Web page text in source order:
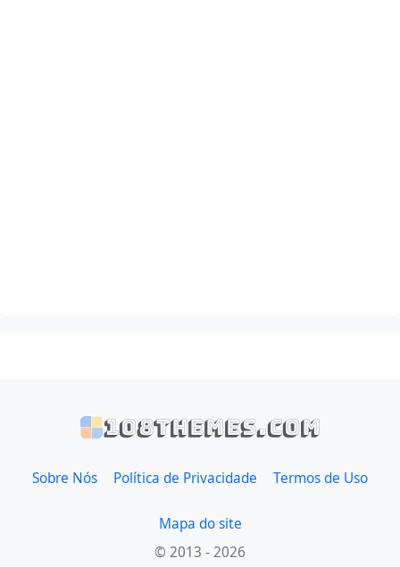
108themes.com
Sobre Nós Política de Privacidade Termos de Uso
Mapa do site
© 2013 - 2026